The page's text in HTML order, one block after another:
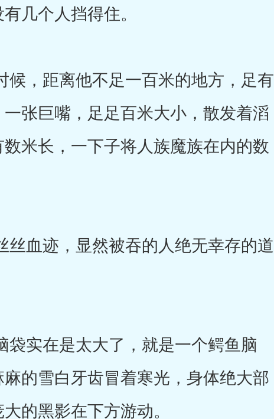
几个人挡得住。
，距离他不足一百米的地方，足有
张巨嘴，足足百米大小，散发着滔
米长，一下子将人族魔族在内的数
血迹，显然被吞的人绝无幸存的道
实在是太大了，就是一个鳄鱼脑
的雪白牙齿冒着寒光，身体绝大部
的黑影在下方游动。